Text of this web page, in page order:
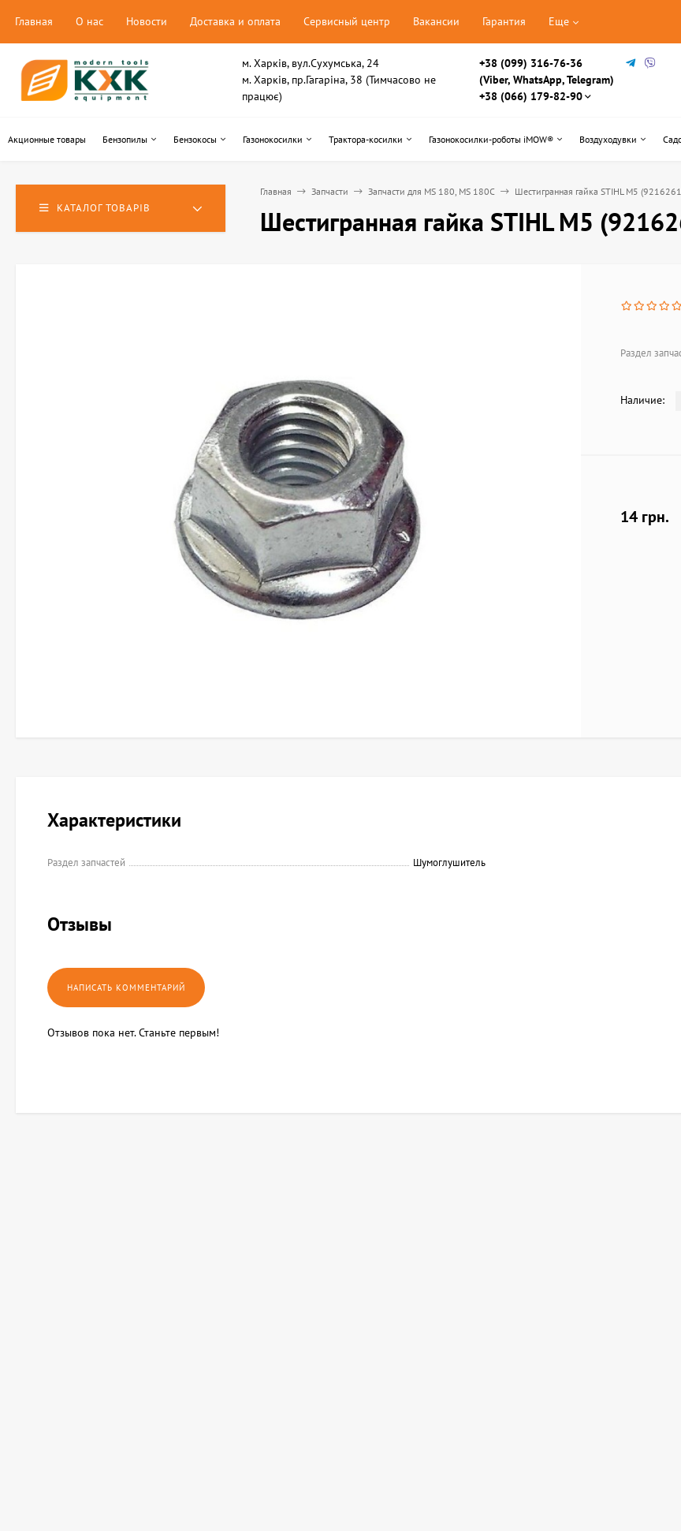
Главная О нас Новости Доставка и оплата Сервисный центр Вакансии Гарантия Еще
м. Харків, вул.Сухумська, 24
м. Харків, пр.Гагаріна, 38 (Тимчасово не
працює)
+38 (099) 316-76-36
(Viber, WhatsApp, Telegram)
+38 (066) 179-82-90
Акционные товары Бензопилы Бензокосы Газонокосилки Трактора-косилки Газонокосилки-роботы iMOW® Воздуходувки
КАТАЛОГ ТОВАРІВ
Главная Запчасти Запчасти для MS 180, MS 180C Шестигранная гайка STIHL М5
Шестигранная гайка STIHL М5
Раздел
Наличие:
14 грн.
Характеристики
Раздел запчастей Шумоглушитель
Отзывы
Отзывов пока нет. Станьте первым!